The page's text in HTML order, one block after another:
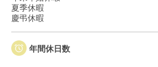
夏季休暇
慶弔休暇
年間休日数